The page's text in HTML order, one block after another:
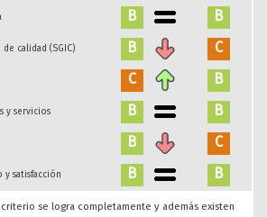
B B
calidad (SGIC) B C
C B
y servicios B B
B C
y satisfacción B B
se logra completamente y además existen